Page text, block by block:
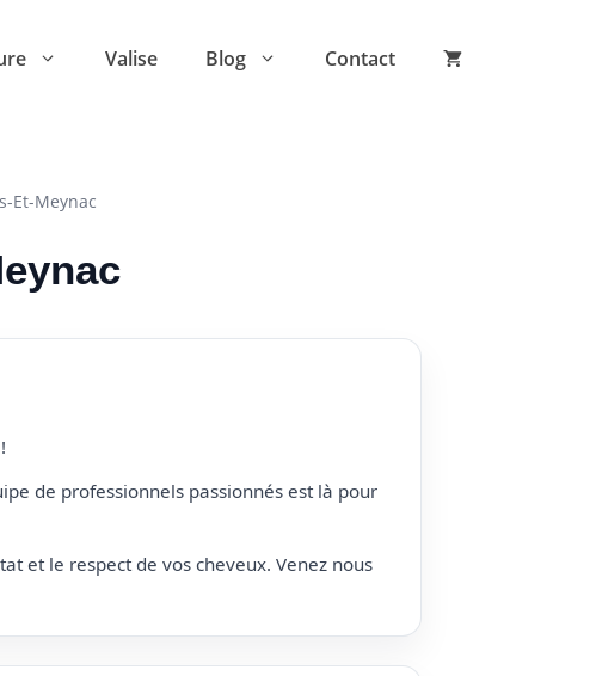
Valise Blog Contact
Et-Meynac
!
de professionnels passionnés est là pour
et le respect de vos cheveux. Venez nous